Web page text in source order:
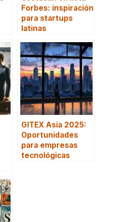
Forbes: inspiración
para startups
latinas
GITEX Asia 2025:
Oportunidades
para empresas
tecnológicas